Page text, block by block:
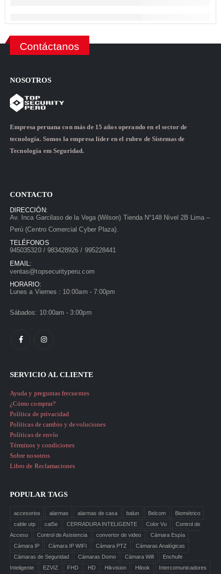
Contáctanos
NOSOTROS
Empresa peruana con más de 15 años operando en el sector de
tecnología. Somos la empresa líder en el rubro de Sistemas de
Tecnología em Seguridad.
CONTACTO
DIRECCIÓN:
Av. Inca Garcilaso de la Vega (Wilson) Tienda N°148 Nivel 2B Lima –
Perú (Centro Comercial Cyber Plaza).
TELÉFONOS
945035320 / 983428926 / 995228441
EMAIL:
ventas@topsecurityperu.com
HORARIO:
Lunes a Viernes : 10:00am - 7:00pm
Sábados: 10:00am - 3:00pm
SERVICIO AL CLIENTE
Ayuda y preguntas frecuentes
¿Cómo comprar?
Política de privacidad
Políticas de cambio y devoluciones
Políticas de envío
Términos y condiciones
Sobre nosotros
Libro de Reclamaciones
POPULAR TAGS
accesorios alarmas alarmas de casa balun Belcom
Biométrico
cable utp
cat5e CERRADURA INTELIGENTE Color Vu
Control de
Acceso
Control de Asistencia convertor de video
Cámara Espía
Cámara IP
Cámara IP WIFI Cámara PTZ
Cámaras Analógicas
Cámaras de Seguridad
Cámaras Domo Cámara Wifi
Enchufe
Inteligente
EZVIZ FHD HD Hikvision Hilook Intercomunicadores